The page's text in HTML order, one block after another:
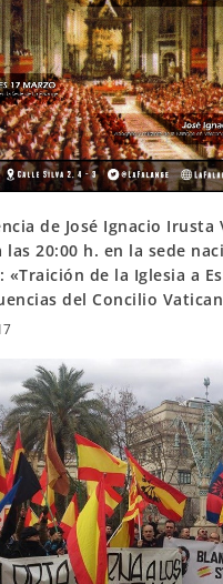
de José Ignacio Irusta
las 20:00 h. en la sede
«Traición de la Iglesia a
del Concilio